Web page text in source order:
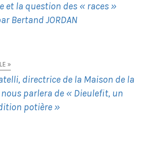
et la question des « races »
Bertand JORDAN
»
directrice de la Maison de la
parlera de « Dieulefit, un
potière »